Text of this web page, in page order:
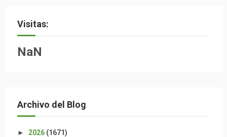
Visitas:
NaN
Archivo del Blog
► 2026 (1671)